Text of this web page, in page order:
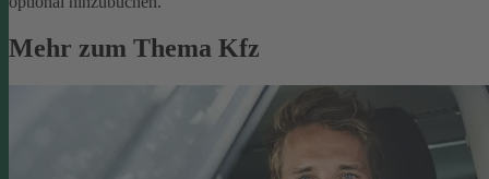
Mehr zum Thema Kfz